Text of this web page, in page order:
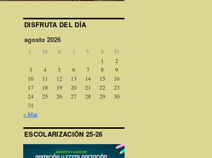
DISFRUTA DEL DÍA
agosto 2026
L M X J V S D
1
2
3
4 5 6 7 8
9
10
11 12 13 14 15
16
17
18 19 20 21 22
23
24
25 26 27 28 29
30
31
« Mar
ESCOLARIZACIÓN 25-26